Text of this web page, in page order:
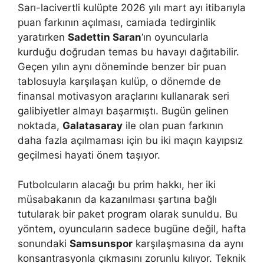
Sarı-lacivertli kulüpte 2026 yılı mart ayı itibarıyla
puan farkının açılması, camiada tedirginlik
yaratırken Sadettin Saran‘ın oyuncularla
kurduğu doğrudan temas bu havayı dağıtabilir.
Geçen yılın aynı döneminde benzer bir puan
tablosuyla karşılaşan kulüp, o dönemde de
finansal motivasyon araçlarını kullanarak seri
galibiyetler almayı başarmıştı. Bugün gelinen
noktada, Galatasaray ile olan puan farkının
daha fazla açılmaması için bu iki maçın kayıpsız
geçilmesi hayati önem taşıyor.
Futbolcuların alacağı bu prim hakkı, her iki
müsabakanın da kazanılması şartına bağlı
tutularak bir paket program olarak sunuldu. Bu
yöntem, oyuncuların sadece bugüne değil, hafta
sonundaki Samsunspor karşılaşmasına da aynı
konsantrasyonla çıkmasını zorunlu kılıyor. Teknik